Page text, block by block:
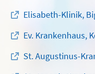
Elisabeth-Klinik,
Ev. Krankenhaus,
St. Augustinus-